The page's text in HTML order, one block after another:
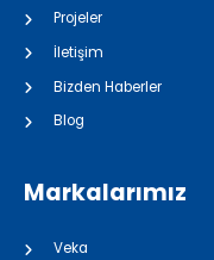
Projeler
İletişim
Bizden Haberler
Blog
Markalarımız
Veka